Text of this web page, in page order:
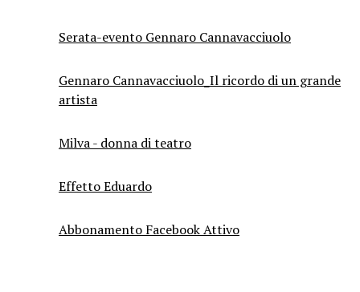
Serata-evento Gennaro Cannavacciuolo
Gennaro Cannavacciuolo_Il ricordo di un grande
artista
Milva - donna di teatro
Effetto Eduardo
Abbonamento Facebook Attivo